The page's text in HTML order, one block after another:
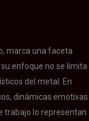
marca una faceta
enfoque no se limita
del metal. En
dinámicas emotivas
trabajo lo representan